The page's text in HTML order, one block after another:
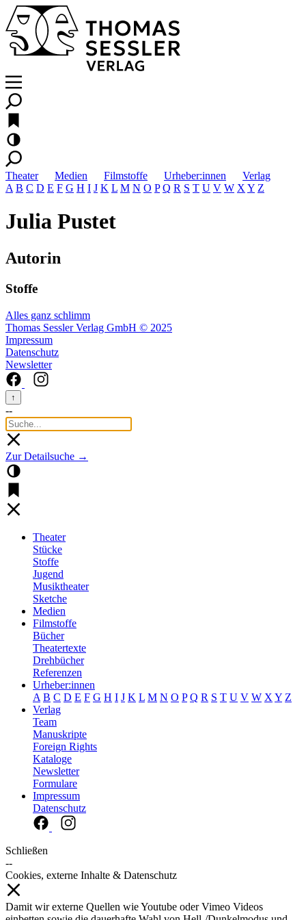
Theater Medien Filmstoffe Urheber:innen
Verlag
A B C D E F G H I J K L M N O P Q R S T U V W X Y Z
Julia Pustet
Autorin
Stoffe
Alles ganz schlimm
Thomas Sessler Verlag GmbH © 2025
Impressum
Datenschutz
Newsletter
↑
--
Zur Detailsuche →
Theater
Stücke
Stoffe
Jugend
Musiktheater
Sketche
Medien
Filmstoffe
Bücher
Theatertexte
Drehbücher
Referenzen
Urheber:innen
A B C D E F G H I J K L M N O P Q R S T U V W X Y Z
Verlag
Team
Manuskripte
Foreign Rights
Kataloge
Newsletter
Formulare
Impressum
Datenschutz
Schließen
--
Cookies, externe Inhalte & Datenschutz
Damit wir externe Quellen wie Youtube oder Vimeo Videos